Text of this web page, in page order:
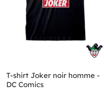
T-shirt Joker noir homme -
DC Comics